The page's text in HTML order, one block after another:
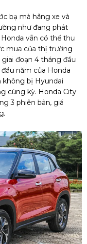
bạ mà hãng xe và
như đang phát
vẫn có thể thu
mua của thị trường
đoạn 4 tháng đầu
năm của Honda
không bị Hyundai
cùng kỳ. Honda City
3 phiên bản, giá